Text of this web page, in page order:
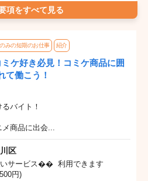
項をすべて見る
みの短期のお仕事 紹介
ミケ好き必見！コミケ商品に囲
て働こう！
バイト！
商品に出会...
区
サービス�� 利用できます
円)